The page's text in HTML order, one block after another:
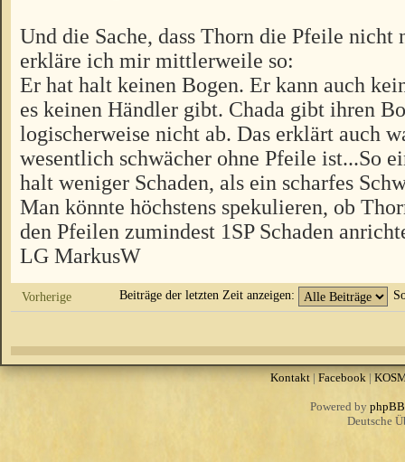
Und die Sache, dass Thorn die Pfeile nicht
erkläre ich mir mittlerweile so:
Er hat halt keinen Bogen. Er kann auch
es keinen Händler gibt. Chada gibt ihren
logischerweise nicht ab. Das erklärt auch
wesentlich schwächer ohne Pfeile ist...So
halt weniger Schaden, als ein scharfes
Man könnte höchstens spekulieren, ob
den Pfeilen zumindest 1SP Schaden
LG MarkusW
Vorherige Beiträge der letzten Zeit anzeigen:
Kontakt| Facebook|
Powered by phpBB
Deutsche